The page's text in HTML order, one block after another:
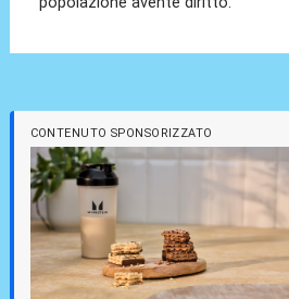
CONTENUTO SPONSORIZZATO